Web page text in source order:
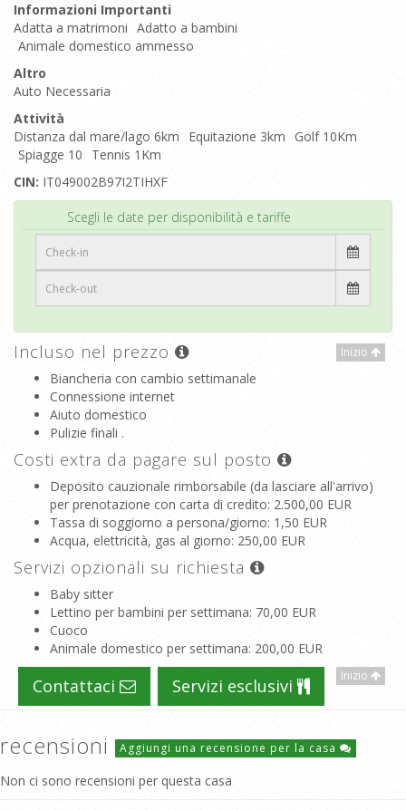
Informazioni Importanti
Adatta a matrimoni Adatto a bambini
Animale domestico ammesso
Altro
Auto Necessaria
Attività
Distanza dal mare/lago 6km
Equitazione 3km
Golf 10Km
Spiagge 10
Tennis 1Km
CIN: IT049002B97I2TIHXF
Scegli le date per disponibilità e tariffe
Inizio
Incluso nel prezzo
Biancheria con cambio settimanale
Connessione internet
Aiuto domestico
Pulizie finali .
Costi extra da pagare sul posto
Deposito cauzionale rimborsabile (da lasciare all'arrivo)
per prenotazione con carta di credito: 2.500,00 EUR
Tassa di soggiorno a persona/giorno: 1,50 EUR
Acqua, elettricità, gas al giorno: 250,00 EUR
Servizi opzionali su richiesta
Baby sitter
Lettino per bambini per settimana: 70,00 EUR
Cuoco
Animale domestico per settimana: 200,00 EUR
Inizio
Contattaci Servizi esclusivi
recensioni Aggiungi una recensione per la casa
Non ci sono recensioni per questa casa